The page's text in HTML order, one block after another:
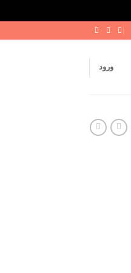
ورود